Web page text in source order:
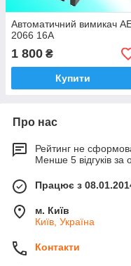
Автоматичний вимикач
2066 16А
1 800 ₴
Купити
Про нас
Рейтинг не
Менше 5 відгуків за
Працює з
м. Київ
Київ, Україна
Контакти